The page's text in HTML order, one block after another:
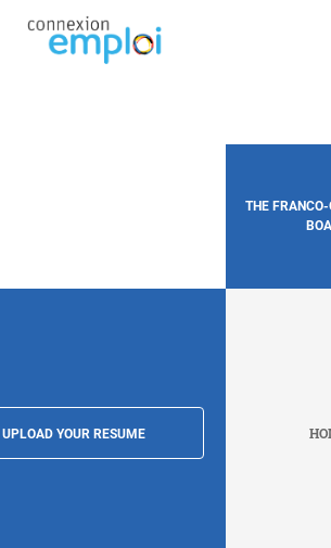
THE
UPLOAD YOUR RESUME